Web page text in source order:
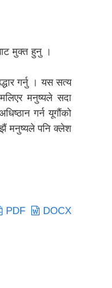
मुक्त हुनु ।
गर्नु । यस सत्य
मनुष्यले सदा
गर्न यूगौंको
झैं मनुष्यले पनि क्लेश
DOCX
PDF